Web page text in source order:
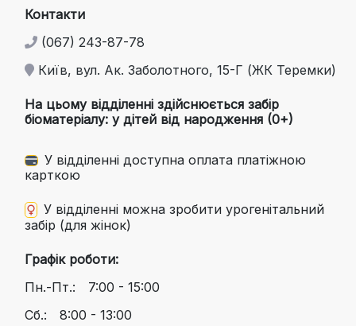
Контакти
(067) 243-87-78
Київ, вул. Ак. Заболотного, 15-Г (ЖК Теремки)
На цьому відділенні здійснюється забір
біоматеріалу: у дітей від народження (0+)
У відділенні доступна оплата платіжною
карткою
У відділенні можна зробити урогенітальний
забір (для жінок)
Графік роботи:
Пн.-Пт.:
7:00 - 15:00
Сб.:
8:00 - 13:00